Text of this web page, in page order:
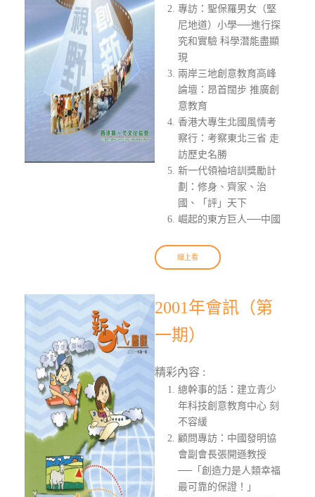
專訪：聖保羅男女（堅
尼地道）小學──進行探
究和實驗 科學潛能盡顯
現
兩岸三地創意教育高峰
論壇：昂首闊步 推廣創
意教育
香港大專生北國風情考
察行：考察東北三省 走
訪歷史名勝
新一代領袖培訓獎勵計
劃：修身、齊家、治
國、「評」天下
崛起的東方巨人──中國
線上看
2001年會訊（第
一期）
精彩內容 :
總幹事的話：建立青少
年科技創意教育中心 刻
不容緩
顧問專訪：中國發明協
會副會長張開遜教授
──「創造力是人類幸福
最可靠的保證！」